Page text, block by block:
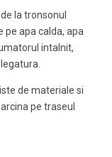
la tronsonul
apa calda, apa
intalnit,
de materiale si
pe traseul